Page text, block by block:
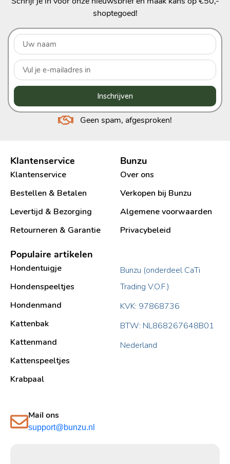
shoptegoed!
Inschrijven
Geen spam, afgesproken!
Klantenservice
Klantenservice
Bestellen & Betalen
Levertijd & Bezorging
Retourneren & Garantie
Bunzu
Over ons
Verkopen bij Bunzu
Algemene voorwaarden
Privacybeleid
Populaire artikelen
Hondentuigje
Hondenspeeltjes
Hondenmand
Kattenbak
Kattenmand
Kattenspeeltjes
Krabpaal​
Bunzu (onderdeel CaTi
Trading V.O.F.)
KVK: 97868736
BTW: NL868267648B01
Nederland
Mail ons
support@bunzu.nl